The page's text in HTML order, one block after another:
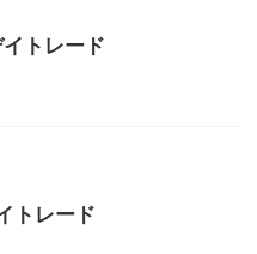
トレード
トレード